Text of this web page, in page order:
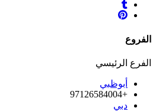
الفروع
الفرع الرئيسي
أبوظبي
+97126584004
دبي